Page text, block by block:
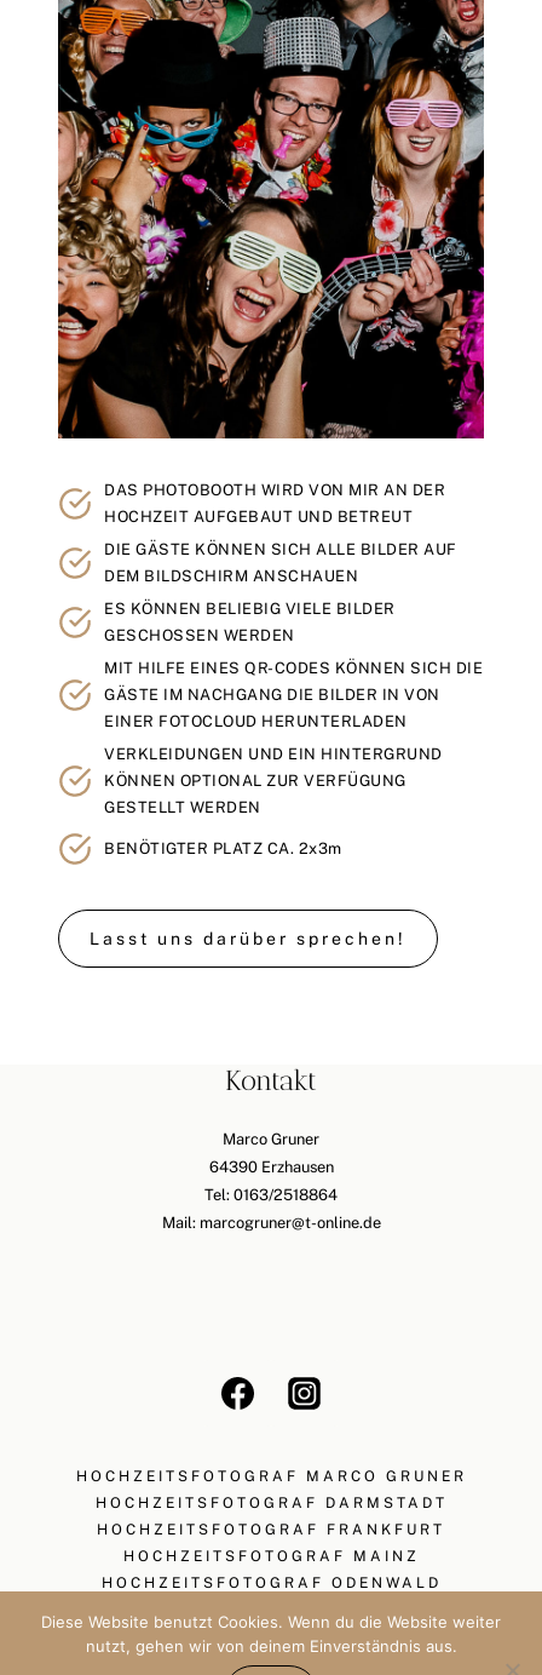
DAS PHOTOBOOTH WIRD VON MIR AN DER
HOCHZEIT AUFGEBAUT UND BETREUT
DIE GÄSTE KÖNNEN SICH ALLE BILDER AUF
DEM BILDSCHIRM ANSCHAUEN
ES KÖNNEN BELIEBIG VIELE BILDER
GESCHOSSEN WERDEN
MIT HILFE EINES QR-CODES KÖNNEN SICH DIE
GÄSTE IM NACHGANG DIE BILDER IN VON
EINER FOTOCLOUD HERUNTERLADEN
VERKLEIDUNGEN UND EIN HINTERGRUND
KÖNNEN OPTIONAL ZUR VERFÜGUNG
GESTELLT WERDEN
BENÖTIGTER PLATZ CA. 2x3m
Lasst uns darüber sprechen!
Kontakt
Marco Gruner
64390 Erzhausen
Tel: 0163/2518864
Mail: marcogruner@t-online.de
HOCHZEITSFOTOGRAF MARCO GRUNER
HOCHZEITSFOTOGRAF DARMSTADT
HOCHZEITSFOTOGRAF FRANKFURT
HOCHZEITSFOTOGRAF MAINZ
HOCHZEITSFOTOGRAF ODENWALD
©2025 Marco Gruner Hochzeitsfotograf |Impressumund
Diese Website benutzt Cookies. Wenn du die Website weiter
nutzt, gehen wir von deinem Einverständnis aus.